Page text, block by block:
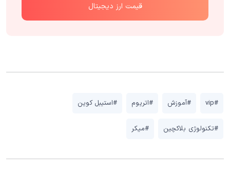
قیمت ارز دیجیتال
#vip #آموزش #اتریوم #استیبل کوین
#تکنولوژی بلاکچین #میکر